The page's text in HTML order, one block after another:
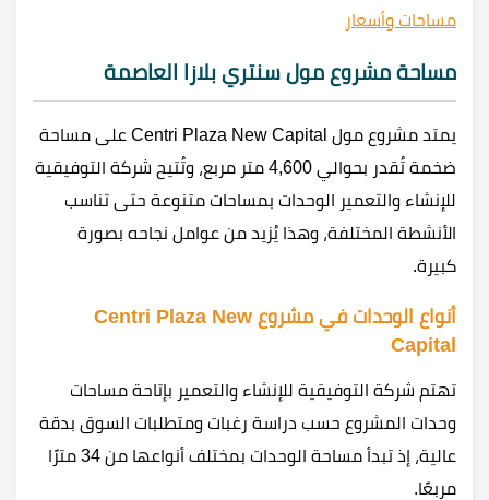
مساحات وأسعار
مساحة مشروع مول سنتري بلازا العاصمة
يمتد مشروع مول Centri Plaza New Capital على مساحة
ضخمة تُقدر بحوالي 4,600 متر مربع، وتُتيح شركة التوفيقية
للإنشاء والتعمير الوحدات بمساحات متنوعة حتى تناسب
الأنشطة المختلفة، وهذا يُزيد من عوامل نجاحه بصورة
كبيرة.
أنواع الوحدات في مشروع Centri Plaza New
Capital
تهتم شركة التوفيقية للإنشاء والتعمير بإتاحة مساحات
وحدات المشروع حسب دراسة رغبات ومتطلبات السوق بدقة
عالية، إذ تبدأ مساحة الوحدات بمختلف أنواعها من 34 مترًا
مربعًا.